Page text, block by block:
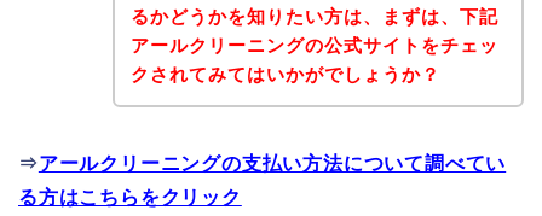
るかどうかを知りたい方は、まずは、下記
アールクリーニングの公式サイトをチェッ
クされてみてはいかがでしょうか？
⇒アールクリーニングの支払い方法について調べてい
る方はこちらをクリック